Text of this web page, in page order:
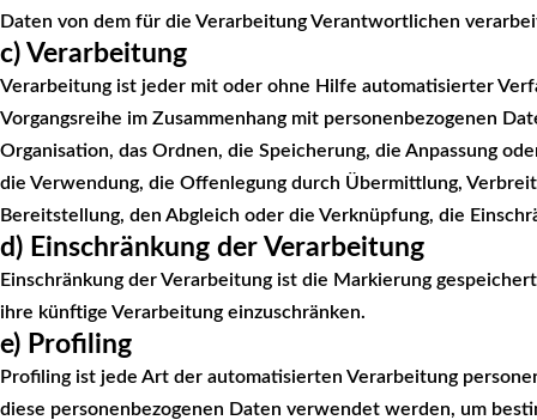
Daten von dem für die Verarbeitung Verantwortlichen
c) Verarbeitung
Verarbeitung ist jeder mit oder ohne Hilfe automatisierter
Vorgangsreihe im Zusammenhang mit personenbezogenen
Organisation, das Ordnen, die Speicherung, die Anpassung
die Verwendung, die Offenlegung durch Übermittlung,
Bereitstellung, den Abgleich oder die Verknüpfung, die
d) Einschränkung der Verarbeitung
Einschränkung der Verarbeitung ist die Markierung
ihre künftige Verarbeitung einzuschränken.
e) Profiling
Profiling ist jede Art der automatisierten Verarbeitung
diese personenbezogenen Daten verwendet werden, um